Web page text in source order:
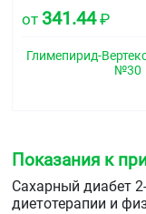
от 341.44₽
Глимепирид-
№30
Показания к
Сахарный диабет
диетотерапии и